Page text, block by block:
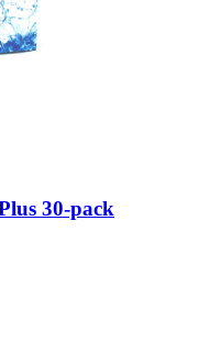
30-pack